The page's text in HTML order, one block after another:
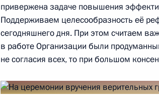
Встреча с Владимиром Васильевым
3 октября 2017 года, 16:40 Москва, Кремль
3 октября 2017 года, 14:00 Москва, Кремль
привержена задаче повышения
Поддерживаем целесообразность её
сегодняшнего дня. При этом считаем
в работе Организации были
не согласия всех, то при большом